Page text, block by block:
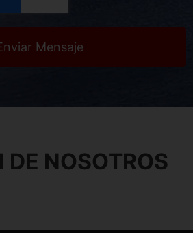
Mensaje
NOSOTROS